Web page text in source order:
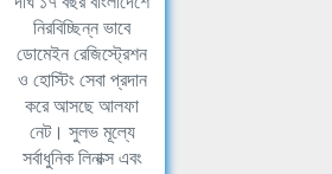
নিরবিচ্ছিন্ন ভাবে
ডোমেইন রেজিস্ট্রেশন
ও হোস্টিং সেবা প্রদান
করে আসছে আলফা
নেট। সুলভ মূল্যে
সর্বাধুনিক লিনাক্স এবং